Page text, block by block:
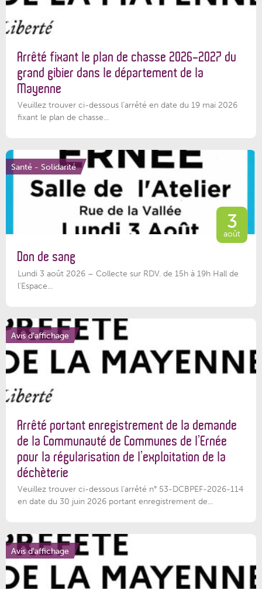
Arrêté fixant le plan de chasse 2026-2027 du
grand gibier dans le département de la
Mayenne
Veuillez trouver ci-dessous l’arrêté en date du 19 mai 2026
fixant le plan de chasse...
Santé - Solidarité
3
août
Don de sang
Lundi 3 août 2026 – Collecte sur RDV. de 15h à 19h Hall de
l'Espace...
Avis d'affichage
Arrêté portant enregistrement de la demande
de la Communauté de Communes de l’Ernée
pour la régularisation de l’exploitation de la
déchèterie
Veuillez trouver ci-dessous l'arrêté n° 53-DCBPEF-2026-114
en date du 30 juin 2026 portant enregistrement de...
Avis d'affichage